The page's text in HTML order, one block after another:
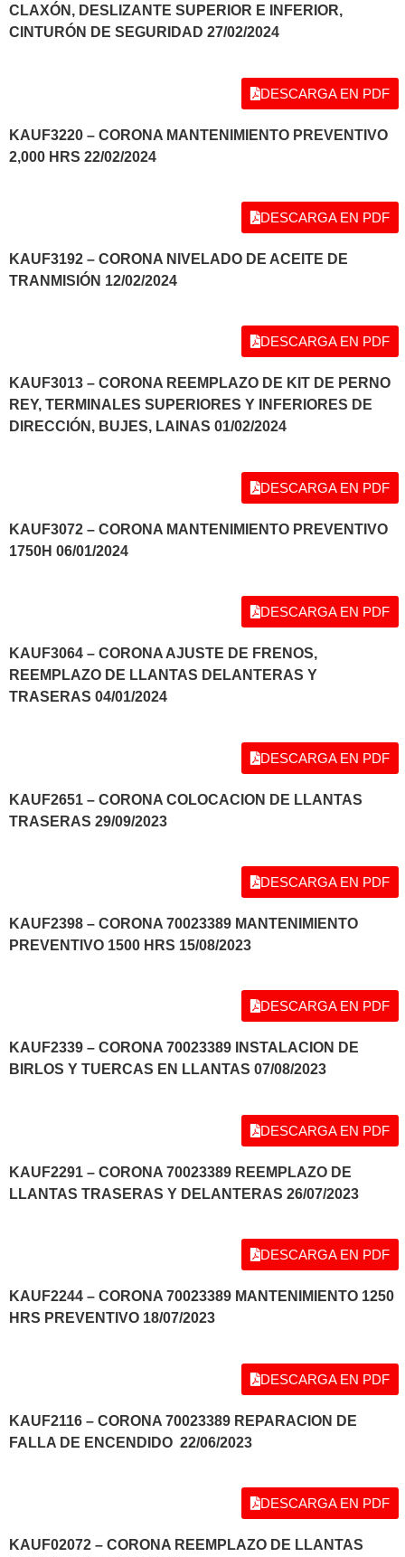
CLAXÓN, DESLIZANTE SUPERIOR E INFERIOR,
CINTURÓN DE SEGURIDAD 27/02/2024
DESCARGA EN PDF
KAUF3220 – CORONA MANTENIMIENTO PREVENTIVO
2,000 HRS 22/02/2024
DESCARGA EN PDF
KAUF3192 – CORONA NIVELADO DE ACEITE DE
TRANMISIÓN 12/02/2024
DESCARGA EN PDF
KAUF3013 – CORONA REEMPLAZO DE KIT DE PERNO
REY, TERMINALES SUPERIORES Y INFERIORES DE
DIRECCIÓN, BUJES, LAINAS 01/02/2024
DESCARGA EN PDF
KAUF3072 – CORONA MANTENIMIENTO PREVENTIVO
1750H 06/01/2024
DESCARGA EN PDF
KAUF3064 – CORONA AJUSTE DE FRENOS,
REEMPLAZO DE LLANTAS DELANTERAS Y
TRASERAS 04/01/2024
DESCARGA EN PDF
KAUF2651 – CORONA COLOCACION DE LLANTAS
TRASERAS 29/09/2023
DESCARGA EN PDF
KAUF2398 – CORONA 70023389 MANTENIMIENTO
PREVENTIVO 1500 HRS 15/08/2023
DESCARGA EN PDF
KAUF2339 – CORONA 70023389 INSTALACION DE
BIRLOS Y TUERCAS EN LLANTAS 07/08/2023
DESCARGA EN PDF
KAUF2291 – CORONA 70023389 REEMPLAZO DE
LLANTAS TRASERAS Y DELANTERAS 26/07/2023
DESCARGA EN PDF
KAUF2244 – CORONA 70023389 MANTENIMIENTO 1250
HRS PREVENTIVO 18/07/2023
DESCARGA EN PDF
KAUF2116 – CORONA 70023389 REPARACION DE
FALLA DE ENCENDIDO 22/06/2023
DESCARGA EN PDF
KAUF02072 – CORONA REEMPLAZO DE LLANTAS